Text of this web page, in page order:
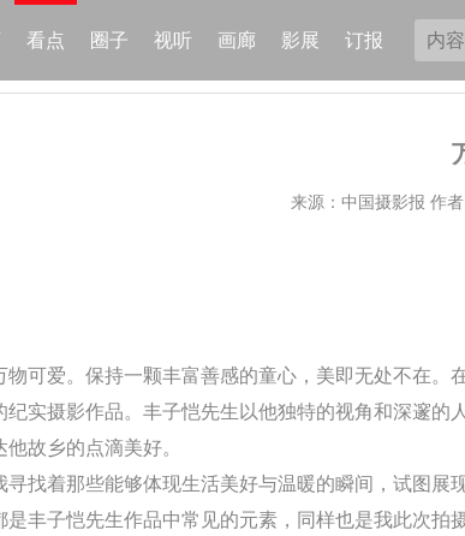
看点 圈子 视听 画廊 影展 订报
来源：中国摄影报 作
物可爱。保持一颗丰富善感的童心，美即无处不在
纪实摄影作品。丰子恺先生以他独特的视角和深邃
故乡的点滴美好。
寻找着那些能够体现生活美好与温暖的瞬间，试图
丰子恺先生作品中常见的元素，同样也是我此次